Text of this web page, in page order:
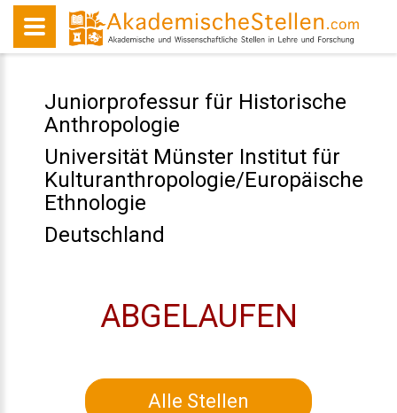
Juniorprofessur für Historische
Anthropologie
Universität Münster Institut für
Kulturanthropologie/Europäische
Ethnologie
Deutschland
ABGELAUFEN
Alle Stellen